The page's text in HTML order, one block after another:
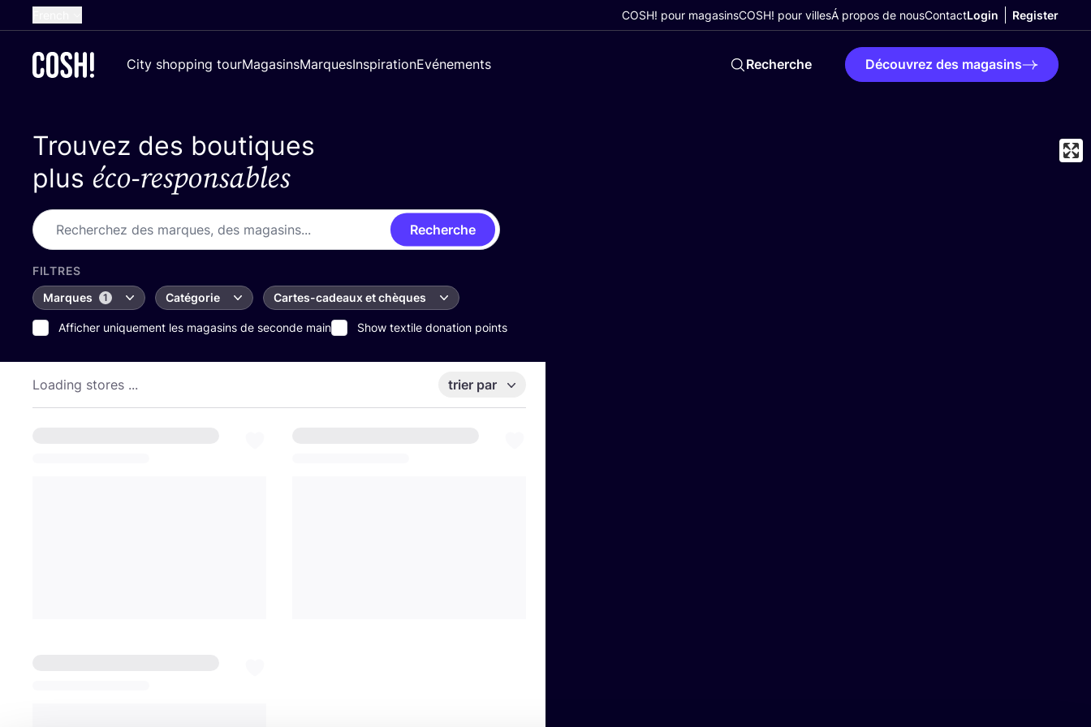
Dutch
German
Croatian
COSH! pour magasinsCOSH! pour villesÁ propos de nousContactLogin Register
City shopping tourMagasinsMarquesInspirationEvénements Recherche Découvrez des magasins
Trouvez des boutiques
plus éco-responsables
Recherche
FILTRES
Marques
1 Catégorie Cartes-cadeaux et chèques
Afficher uniquement les magasins de seconde main Show textile donation points
Loading stores ... trier par